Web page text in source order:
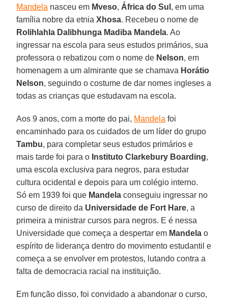
Mandela nasceu em Mveso, África do Sul , em uma
família nobre da etniaXhosa. Recebeu o nome de
Rolihlahla Dalibhunga Madiba Mandela. Ao
ingressar na escola para seus estudos primários, sua
professora o rebatizou com o nome de Nelson, em
homenagem a um almirante que se chamava Horátio
Nelson, seguindo o costume de dar nomes ingleses a
todas as crianças que estudavam na escola.
Aos 9 anos, com a morte do pai, Mandela foi
encaminhado para os cuidados de um líder do grupo
Tambu, para completar seus estudos primários e
mais tarde foi para o Instituto Clarkebury Boarding,
uma escola exclusiva para negros, para estudar
cultura ocidental e depois para um colégio interno.
Só em 1939 foi que Mandela conseguiu ingressar no
curso de direito da Universidade de Fort Hare, a
primeira a ministrar cursos para negros. E é nessa
Universidade que começa a despertar em Mandela o
espírito de liderança dentro do movimento estudantil e
começa a se envolver em protestos, lutando contra a
falta de democracia racial na instituição.
Em função disso, foi convidado a abandonar o curso,